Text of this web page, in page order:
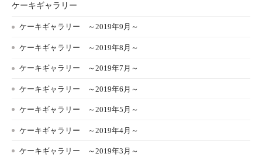
ケーキギャラリー
ケーキギャラリー ～2019年9月～
ケーキギャラリー ～2019年8月～
ケーキギャラリー ～2019年7月～
ケーキギャラリー ～2019年6月～
ケーキギャラリー ～2019年5月～
ケーキギャラリー ～2019年4月～
ケーキギャラリー ～2019年3月～